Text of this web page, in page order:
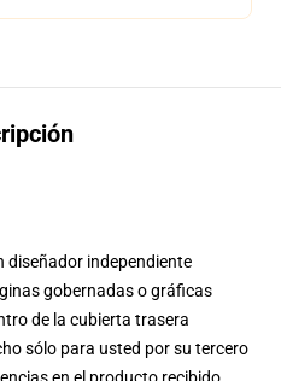
diseñador independiente
gobernadas o gráficas
de la cubierta trasera
sólo para usted por su tercero